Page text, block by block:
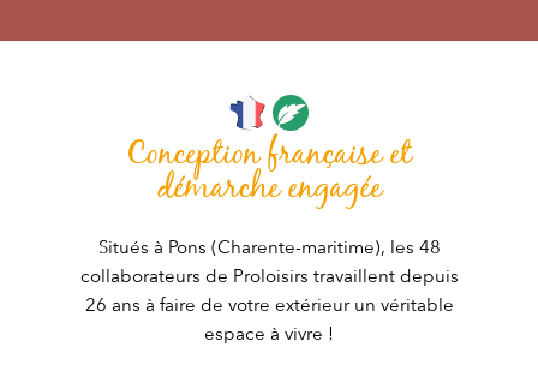
Conception française et
démarche engagée
Situés à Pons (Charente-maritime), les 48
collaborateurs de Proloisirs travaillent depuis
26 ans à faire de votre extérieur un véritable
espace à vivre !